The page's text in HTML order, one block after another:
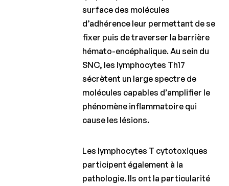
surface des molécules
d’adhérence leur permettant de se
fixer puis de traverser la barrière
hémato-encéphalique. Au sein du
SNC, les lymphocytes Th17
sécrètent un large spectre de
molécules capables d’amplifier le
phénomène inflammatoire qui
cause les lésions.
Les lymphocytes T cytotoxiques
participent également à la
pathologie. Ils ont la particularité